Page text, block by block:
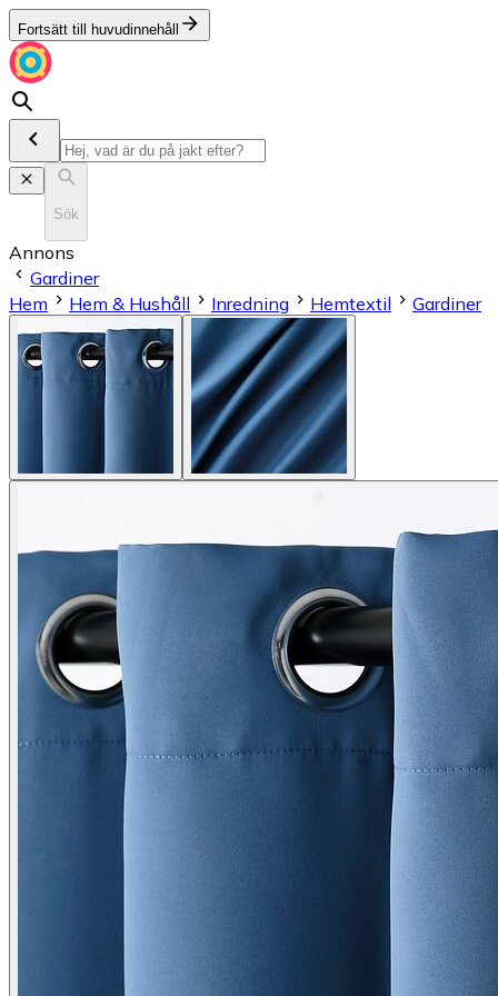
Fortsätt till huvudinnehåll
Sök
Annons
Gardiner
Hem
Hem & Hushåll Inredning Hemtextil Gardiner